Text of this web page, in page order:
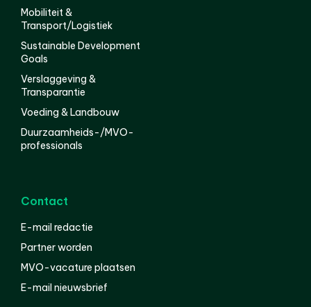
Mobiliteit &
Transport/Logistiek
Sustainable Development
Goals
Verslaggeving &
Transparantie
Voeding & Landbouw
Duurzaamheids-/MVO-
professionals
Contact
E-mail redactie
Partner worden
MVO-vacature plaatsen
E-mail nieuwsbrief